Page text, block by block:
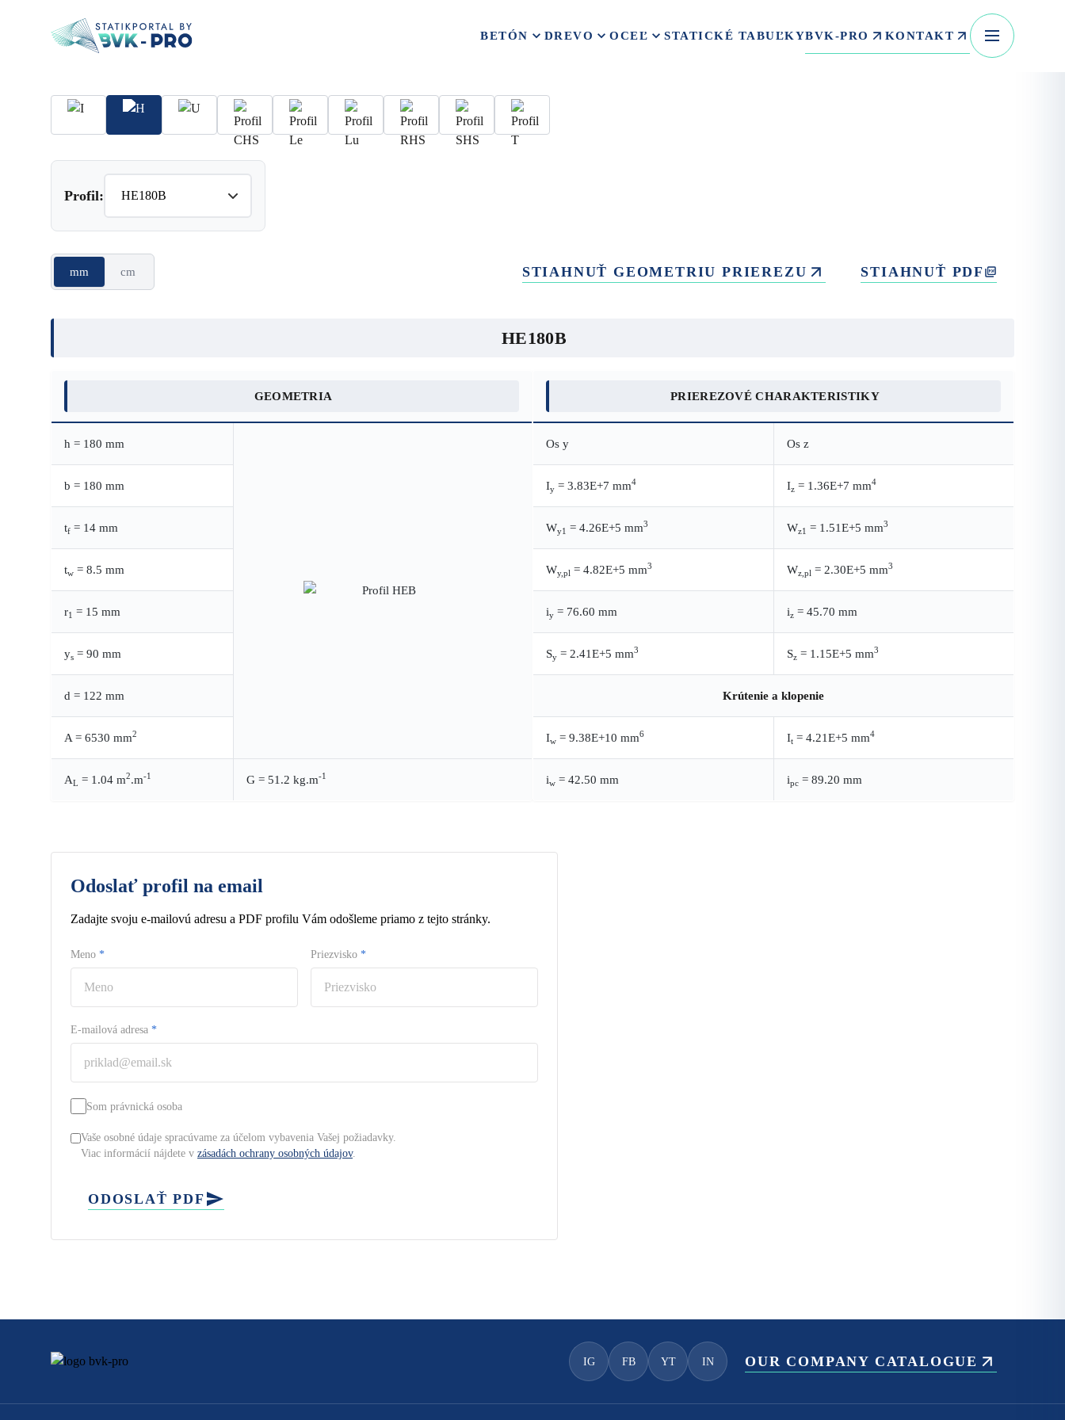
BETÓN DREVO OCEĽ STATICKÉ TABUĽKYBVK-PRO KONTAKT
Profil:
mm cm STIAHNUŤ GEOMETRIU PRIEREZU STIAHNUŤ PDF
HE180B
GEOMETRIA
h = 180 mm
b = 180 mm
tf = 14 mm
tw = 8.5 mm
r1 = 15 mm
ys = 90 mm
d = 122 mm
A = 6530 mm2
AL = 1.04 m2.m-1 G = 51.2 kg.m-1
PRIEREZOVÉ CHARAKTERISTIKY
Os y Os z
Iy = 3.83E+7 mm4 Iz = 1.36E+7 mm4
Wy1 = 4.26E+5 mm3 Wz1 = 1.51E+5 mm3
Wy,pl = 4.82E+5 mm3 Wz,pl = 2.30E+5 mm3
iy = 76.60 mm iz = 45.70 mm
Sy = 2.41E+5 mm3 Sz = 1.15E+5 mm3
Krútenie a klopenie
Iw = 9.38E+10 mm6 It = 4.21E+5 mm4
iw = 42.50 mm ipc = 89.20 mm
Odoslať profil na email
Zadajte svoju e-mailovú adresu a PDF profilu Vám odošleme priamo z tejto stránky.
Meno * Priezvisko *
E-mailová adresa *
Som právnická osoba
Vaše osobné údaje spracúvame za účelom vybavenia Vašej požiadavky.
Viac informácií nájdete v zásadách ochrany osobných údajov.
ODOSLAŤ PDF
IG FB YT IN OUR COMPANY CATALOGUE